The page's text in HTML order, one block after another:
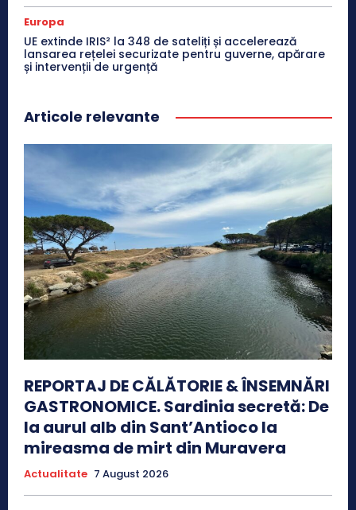
Europa
UE extinde IRIS² la 348 de sateliți și accelerează
lansarea rețelei securizate pentru guverne, apărare
și intervenții de urgență
Articole relevante
REPORTAJ DE CĂLĂTORIE & ÎNSEMNĂRI
GASTRONOMICE. Sardinia secretă: De
la aurul alb din Sant’Antioco la
mireasma de mirt din Muravera
Actualitate 7 August 2026